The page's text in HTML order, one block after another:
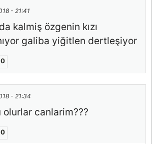
- 21:41
kalmiş özgenin kızı
galiba yiğitlen dertleşiyor
0
- 21:34
canlarim???
0